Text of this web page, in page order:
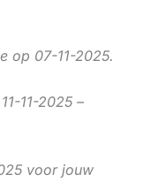
op 07-11-2025.
11-2025 –
voor jouw